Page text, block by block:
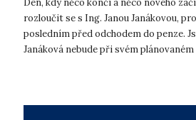
Den, kdy něco končí a něco nového
rozloučit se s Ing. Janou Janákovou,
posledním před odchodem do penze.
Janáková nebude při svém